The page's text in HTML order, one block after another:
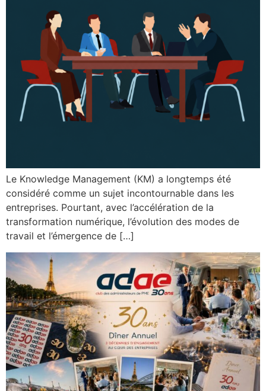
Le Knowledge Management (KM) a longtemps été
considéré comme un sujet incontournable dans les
entreprises. Pourtant, avec l’accélération de la
transformation numérique, l’évolution des modes de
travail et l’émergence de […]